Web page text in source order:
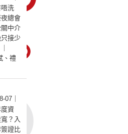
洗
總會
中介
接少
、禮
07｜
資
？入
證比